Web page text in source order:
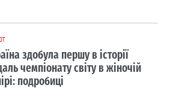
здобула першу в історії
чемпіонату світу в жіночій
подробиці